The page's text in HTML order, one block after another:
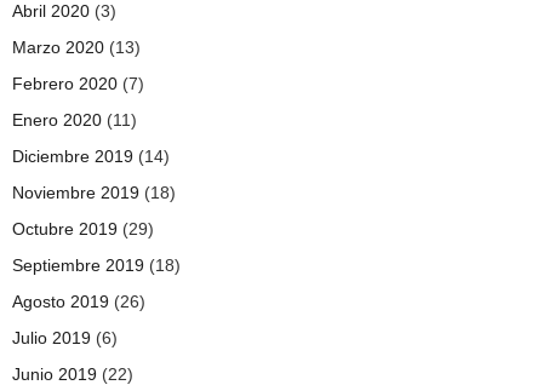
Abril 2020 (3)
Marzo 2020 (13)
Febrero 2020 (7)
Enero 2020 (11)
Diciembre 2019 (14)
Noviembre 2019 (18)
Octubre 2019 (29)
Septiembre 2019 (18)
Agosto 2019 (26)
Julio 2019 (6)
Junio 2019 (22)